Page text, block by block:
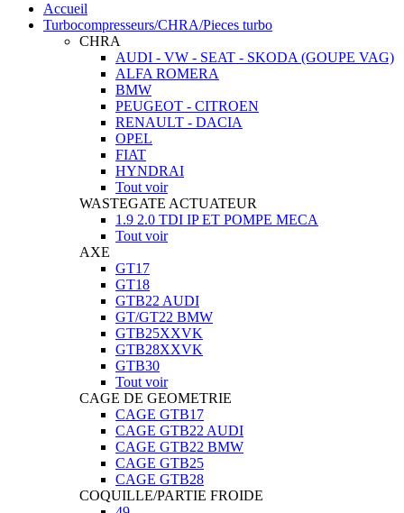
Accueil
Turbocompresseurs/CHRA/Pieces turbo
CHRA
AUDI - VW - SEAT - SKODA (GOUPE VAG)
ALFA ROMERA
BMW
PEUGEOT - CITROEN
RENAULT - DACIA
OPEL
FIAT
HYNDRAI
Tout voir
WASTEGATE ACTUATEUR
1.9 2.0 TDI IP ET POMPE MECA
Tout voir
AXE
GT17
GT18
GTB22 AUDI
GT/GT22 BMW
GTB25XXVK
GTB28XXVK
GTB30
Tout voir
CAGE DE GEOMETRIE
CAGE GTB17
CAGE GTB22 AUDI
CAGE GTB22 BMW
CAGE GTB25
CAGE GTB28
COQUILLE/PARTIE FROIDE